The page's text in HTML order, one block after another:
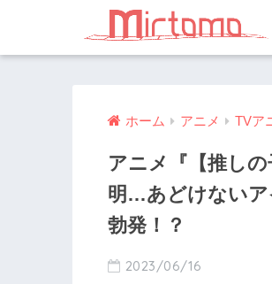
ホーム アニメ TVア
アニメ『【推し
明…あどけないア
勃発！？
2023/06/16